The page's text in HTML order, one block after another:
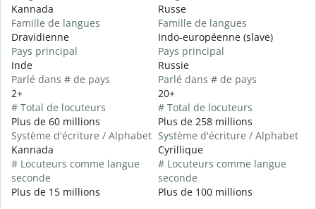
Kannada
Famille de langues
Dravidienne
Pays principal
Inde
Parlé dans # de pays
2+
# Total de locuteurs
Plus de 60 millions
Système d'écriture / Alphabet
Kannada
# Locuteurs comme langue
seconde
Plus de 15 millions
Russe
Famille de langues
Indo-européenne (slave)
Pays principal
Russie
Parlé dans # de pays
20+
# Total de locuteurs
Plus de 258 millions
Système d'écriture / Alphabet
Cyrillique
# Locuteurs comme langue
seconde
Plus de 100 millions